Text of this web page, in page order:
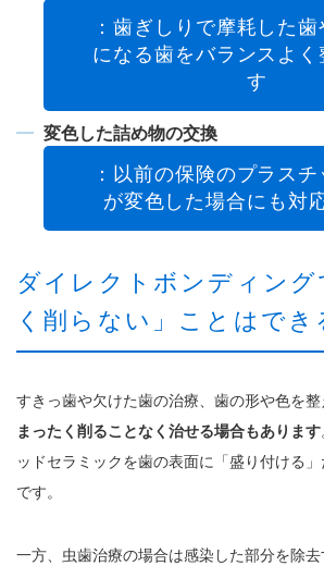
：歯ぎしりで摩耗した
になる歯をバランスよく
す
変色した詰め物の交換
：以前の保険のプラス
が変色した場合にも対
ダイレクトボンディング
く削らない」ことはでき
すきっ歯や欠けた歯の治療、歯の形や色を整
まったく削ることなく治せる場合もあります
ッドセラミックを歯の表面に「盛り付ける
です。
一方、虫歯治療の場合は感染した部分を除